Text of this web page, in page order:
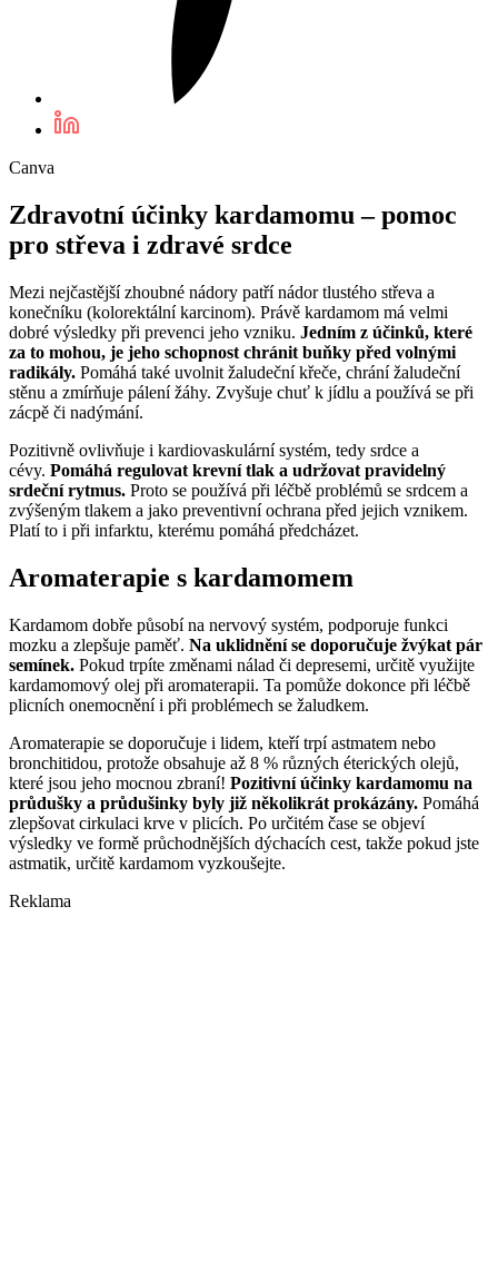
Canva
Zdravotní účinky kardamomu – pomoc
pro střeva i zdravé srdce
Mezi nejčastější zhoubné nádory patří nádor tlustého střeva a
konečníku (kolorektální karcinom). Právě kardamom má velmi
dobré výsledky při prevenci jeho vzniku. Jedním z účinků, které
za to mohou, je jeho schopnost chránit buňky před volnými
radikály. Pomáhá také uvolnit žaludeční křeče, chrání žaludeční
stěnu a zmírňuje pálení žáhy. Zvyšuje chuť k jídlu a používá se při
zácpě či nadýmání.
Pozitivně ovlivňuje i kardiovaskulární systém, tedy srdce a
cévy. Pomáhá regulovat krevní tlak a udržovat pravidelný
srdeční rytmus. Proto se používá při léčbě problémů se srdcem a
zvýšeným tlakem a jako preventivní ochrana před jejich vznikem.
Platí to i při infarktu, kterému pomáhá předcházet.
Aromaterapie s kardamomem
Kardamom dobře působí na nervový systém, podporuje funkci
mozku a zlepšuje paměť. Na uklidnění se doporučuje žvýkat pár
semínek. Pokud trpíte změnami nálad či depresemi, určitě využijte
kardamomový olej při aromaterapii. Ta pomůže dokonce při léčbě
plicních onemocnění i při problémech se žaludkem.
Aromaterapie se doporučuje i lidem, kteří trpí astmatem nebo
bronchitidou, protože obsahuje až 8 % různých éterických olejů,
které jsou jeho mocnou zbraní! Pozitivní účinky kardamomu na
průdušky a průdušinky byly již několikrát prokázány. Pomáhá
zlepšovat cirkulaci krve v plicích. Po určitém čase se objeví
výsledky ve formě průchodnějších dýchacích cest, takže pokud jste
astmatik, určitě kardamom vyzkoušejte.
Reklama